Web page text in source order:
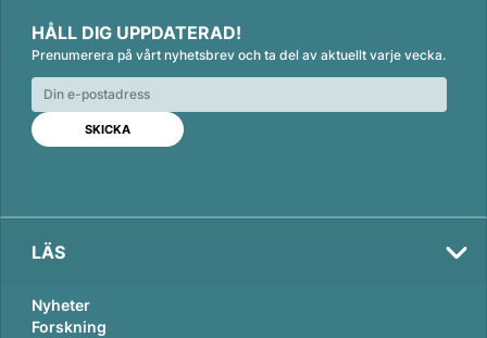
n
k
e
d
n
c
e
b
o
o
k
a
i
l
HÅLL DIG UPPDATERAD!
Prenumerera på vårt nyhetsbrev och ta del av aktuellt varje vecka.
LÄS
Nyheter
Forskning